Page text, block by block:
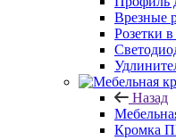
Врезные
Розетки
Назад
Кромка